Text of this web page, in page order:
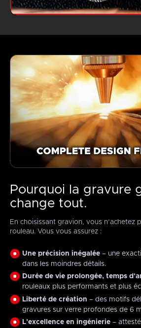
Pourquoi la gravure
change tout.
En choisissant gravion, vous n’achetez
rouleau. Vous vous assurez :
Une précision inégalée – une
dans les moindres détails.
Durée de vie prolongée, temps
rouleaux plus performants et plus
Liberté de création – des motifs
gravures sur verre profondes de 6
L’excellence en ingénierie –